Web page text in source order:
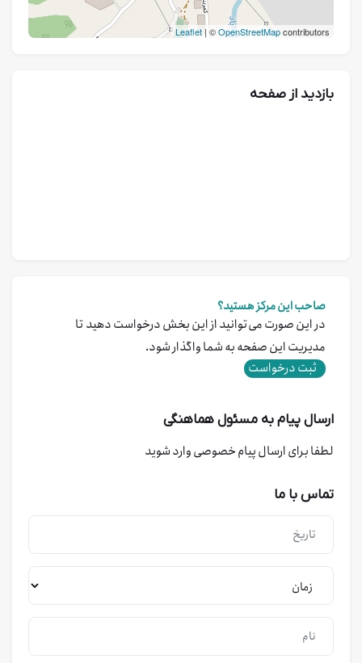
Leaflet | ©OpenStreetMapcontributors
بازدید از صفحه
صاحب این مرکز هستید؟
در این صورت می‌توانید از این بخش درخواست دهید تا
مدیریت این صفحه به شما واگذار شود.
ثبت درخواست
ارسال پیام به مسئول هماهنگی
لطفا برای ارسال پیام خصوصی وارد شوید
تماس با ما